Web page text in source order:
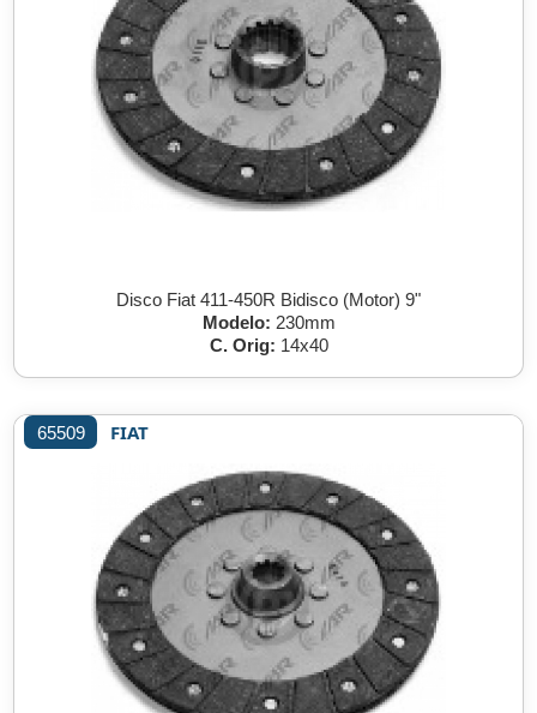
Disco Fiat 411-450R Bidisco (Motor) 9"
Modelo: 230mm
C. Orig: 14x40
65509 FIAT